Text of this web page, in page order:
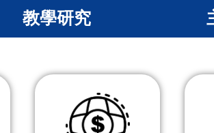
教學研究